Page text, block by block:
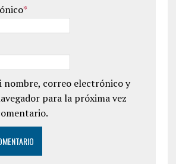
*
nombre, correo electrónico y
para la próxima vez